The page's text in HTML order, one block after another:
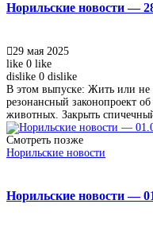
Норильские новости —
29 мая 2025
like 0 like
dislike 0 dislike
В этом выпуске: Жить или не
резонансный законопроект
животных. Закрыть
Смотреть позже
Норильские новости
Норильские новости —